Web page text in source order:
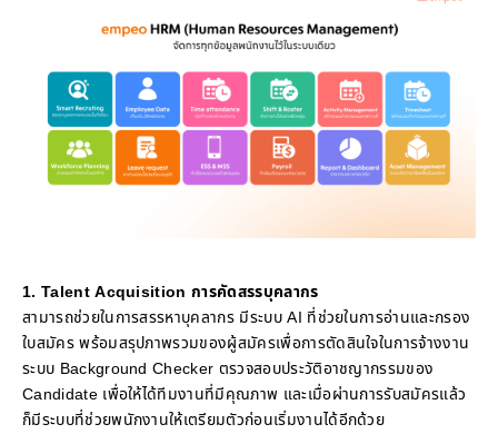
1. Talent Acquisition การคัดสรรบุคลากร
สามารถช่วยในการสรรหาบุคลากร มีระบบ AI ที่ช่วยในการอ่านและกรอง
ใบสมัคร พร้อมสรุปภาพรวมของผู้สมัครเพื่อการตัดสินใจในการจ้างงาน
ระบบ Background Checker ตรวจสอบประวัติอาชญากรรมของ
Candidate เพื่อให้ได้ทีมงานที่มีคุณภาพ และเมื่อผ่านการรับสมัครแล้ว
ก็มีระบบที่ช่วยพนักงานให้เตรียมตัวก่อนเริ่มงานได้อีกด้วย